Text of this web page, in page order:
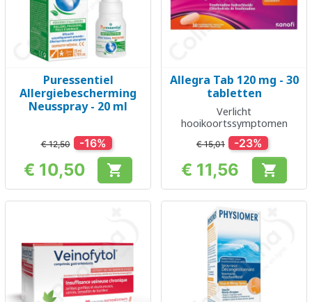
Puressentiel
Allergiebescherming
Neusspray - 20 ml
€ 12,50 -16%
Prijs
€ 10,50 
Allegra Tab 120 mg - 30
tabletten
Verlicht
hooikoortssymptomen
€ 15,01 -23%
Prijs
€ 11,56 